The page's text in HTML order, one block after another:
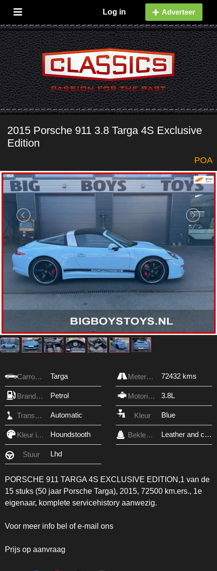
Log in Adverteer
2015 Porsche 911 3.8 Targa 4S Exclusive
Edition
POA
Carrosserie Targa Meterstand 72432 kms
Brandstof Petrol Motorinhoud 3.8L
Transmissie Automatic Kleur Blue
Kleur interieur Houndstooth Bekleding Leather and cloth
Stuur Lhd
PORSCHE 911 TARGA 4S EXCLUSIVE EDITION,1 van de
15 stuks (50 jaar Porsche Targa), 2015, 72500 km.ers., 1e
eigenaar, komplete servicehistory aanwezig.
Voor meer info bel of e-mail ons
Prijs op aanvraag